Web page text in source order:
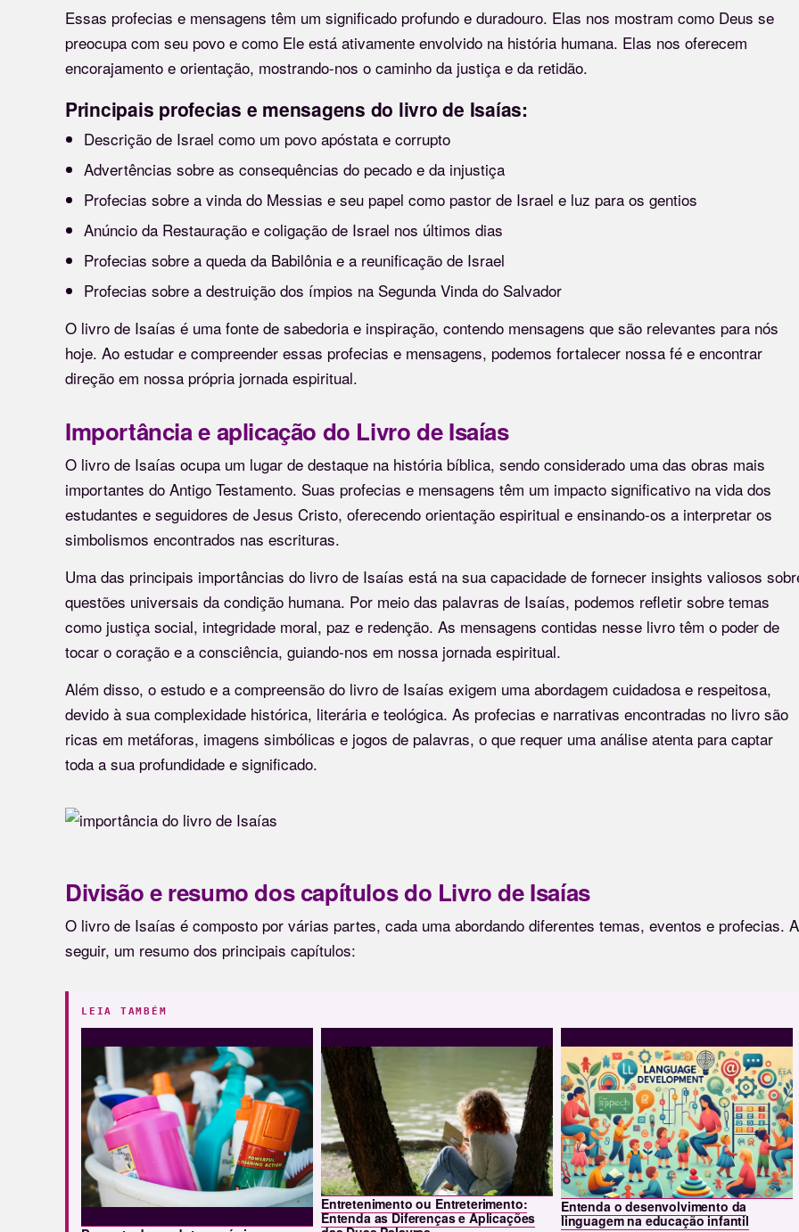
Essas profecias e mensagens têm um significado profundo e duradouro. Elas nos mostram como Deus se
preocupa com seu povo e como Ele está ativamente envolvido na história humana. Elas nos oferecem
encorajamento e orientação, mostrando-nos o caminho da justiça e da retidão.
Principais profecias e mensagens do livro de Isaías:
Descrição de Israel como um povo apóstata e corrupto
Advertências sobre as consequências do pecado e da injustiça
Profecias sobre a vinda do Messias e seu papel como pastor de Israel e luz para os gentios
Anúncio da Restauração e coligação de Israel nos últimos dias
Profecias sobre a queda da Babilônia e a reunificação de Israel
Profecias sobre a destruição dos ímpios na Segunda Vinda do Salvador
O livro de Isaías é uma fonte de sabedoria e inspiração, contendo mensagens que são relevantes para nós
hoje. Ao estudar e compreender essas profecias e mensagens, podemos fortalecer nossa fé e encontrar
direção em nossa própria jornada espiritual.
Importância e aplicação do Livro de Isaías
O livro de Isaías ocupa um lugar de destaque na história bíblica, sendo considerado uma das obras mais
importantes do Antigo Testamento. Suas profecias e mensagens têm um impacto significativo na vida dos
estudantes e seguidores de Jesus Cristo, oferecendo orientação espiritual e ensinando-os a interpretar os
simbolismos encontrados nas escrituras.
Uma das principais importâncias do livro de Isaías está na sua capacidade de fornecer insights valiosos
questões universais da condição humana. Por meio das palavras de Isaías, podemos refletir sobre temas
como justiça social, integridade moral, paz e redenção. As mensagens contidas nesse livro têm o poder de
tocar o coração e a consciência, guiando-nos em nossa jornada espiritual.
Além disso, o estudo e a compreensão do livro de Isaías exigem uma abordagem cuidadosa e respeitosa,
devido à sua complexidade histórica, literária e teológica. As profecias e narrativas encontradas no livro são
ricas em metáforas, imagens simbólicas e jogos de palavras, o que requer uma análise atenta para captar
toda a sua profundidade e significado.
Divisão e resumo dos capítulos do Livro de Isaías
O livro de Isaías é composto por várias partes, cada uma abordando diferentes temas, eventos e profecias. A
seguir, um resumo dos principais capítulos:
LEIA TAMBÉM
Entretenimento ou Entreterimento:
Entenda as Diferenças e Aplicações
Entenda o desenvolvimento da
linguagem na educação infantil